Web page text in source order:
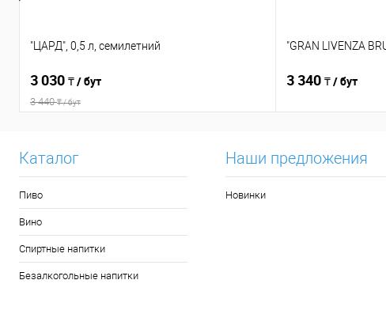
"ЦАРД", 0,5 л, семилетний
3 030 ₸ / бут
3 440₸ / бут
"GRAN LIVENZA
3 340 ₸ / бут
Каталог
Пиво
Вино
Спиртные напитки
Безалкогольные напитки
Наши предложения
Новинки